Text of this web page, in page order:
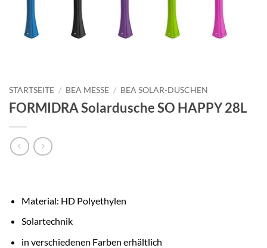
STARTSEITE / BEA MESSE / BEA SOLAR-DUSCHEN
FORMIDRA Solardusche SO HAPPY 28L
Material: HD Polyethylen
Solartechnik
in verschiedenen Farben erhältlich